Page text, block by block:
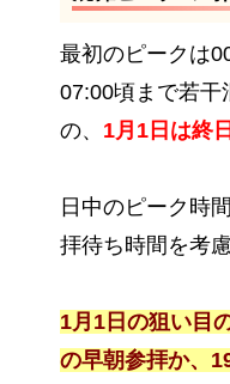
最初のピークは
07:00頃まで若干
の、 1月1日は終
日中のピーク時
拝待ち時間を考
1月1日の狙い目
の早朝参拝か、